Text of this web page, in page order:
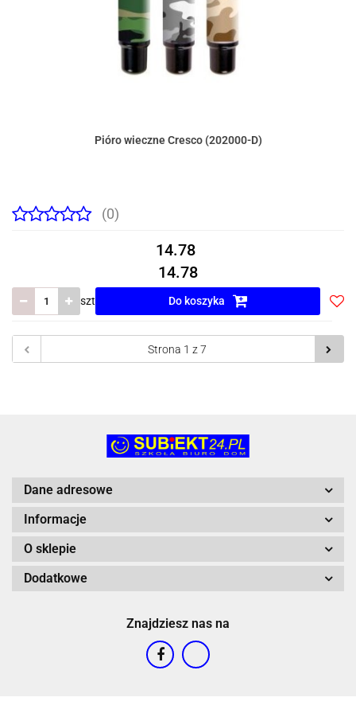
Pióro wieczne Cresco (202000-D)
(0)
14.78
14.78
szt Do koszyka
Dane adresowe
Informacje
O sklepie
Dodatkowe
Znajdziesz nas na